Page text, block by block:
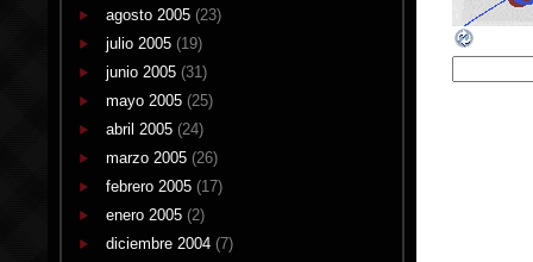
agosto 2005 (23)
julio 2005 (19)
junio 2005 (31)
mayo 2005 (25)
abril 2005 (24)
marzo 2005 (26)
febrero 2005 (17)
enero 2005 (2)
diciembre 2004 (7)